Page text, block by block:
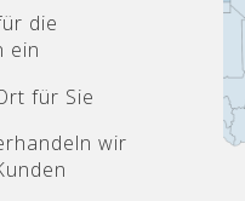
die
ein
für Sie
wir